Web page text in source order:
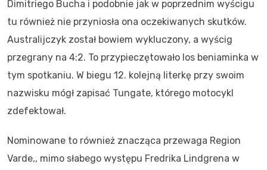
Dimitriego Bucha i podobnie jak w poprzednim wyścigu
tu również nie przyniosła ona oczekiwanych skutków.
Australijczyk został bowiem wykluczony, a wyścig
przegrany na 4:2. To przypieczętowało los beniaminka w
tym spotkaniu. W biegu 12. kolejną literkę przy swoim
nazwisku mógł zapisać Tungate, którego motocykl
zdefektował.
Nominowane to również znacząca przewaga Region
Varde,, mimo słabego występu Fredrika Lindgrena w